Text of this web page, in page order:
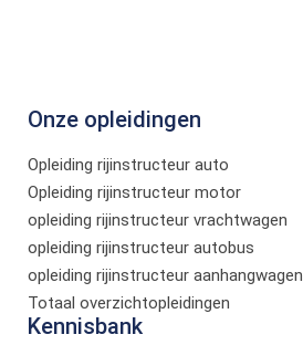
Onze opleidingen
Opleiding rijinstructeur auto
Opleiding rijinstructeur motor
opleiding rijinstructeur vrachtwagen
opleiding rijinstructeur autobus
opleiding rijinstructeur aanhangwagen
Totaal overzichtopleidingen
Kennisbank